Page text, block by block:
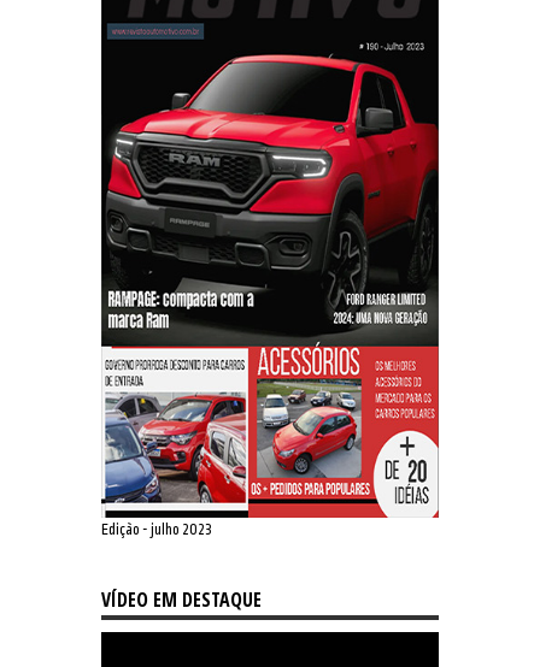
Edição - julho 2023
VÍDEO EM DESTAQUE